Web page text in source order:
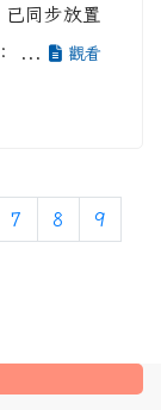
同步放置
...
觀看
7 8 9